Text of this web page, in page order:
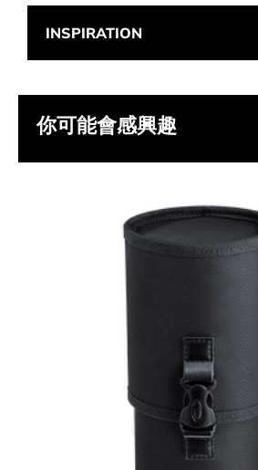
INSPIRATION
你可能會感興趣